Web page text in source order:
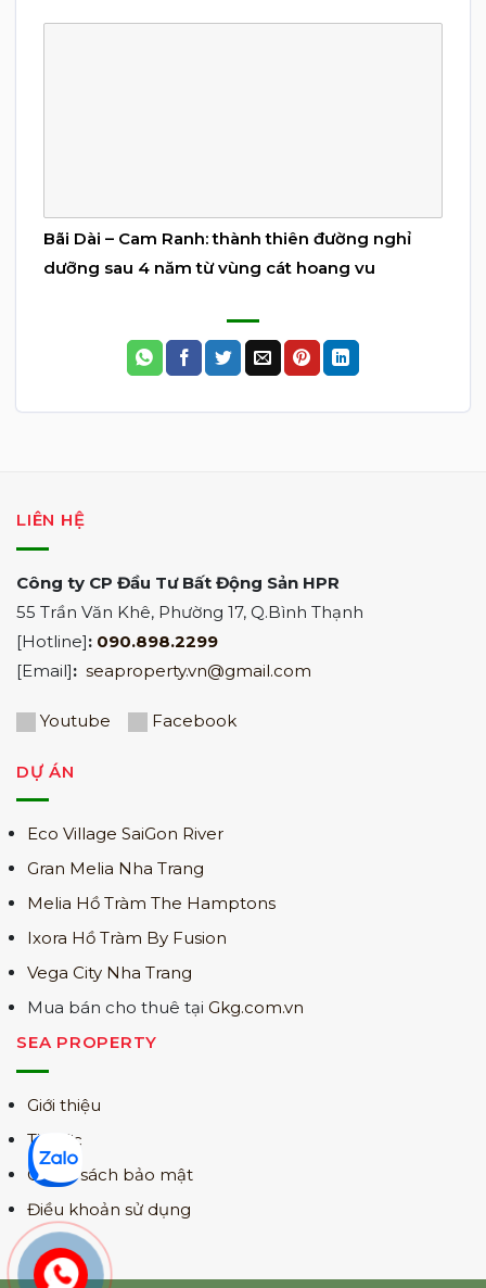
Bãi Dài – Cam Ranh: thành thiên đường nghỉ
dưỡng sau 4 năm từ vùng cát hoang vu
LIÊN HỆ
Công ty CP Đầu Tư Bất Động Sản HPR
55 Trần Văn Khê, Phường 17, Q.Bình Thạnh
[Hotline]: 090.898.2299
[Email]: seaproperty.vn@gmail.com
Youtube Facebook
DỰ ÁN
Eco Village SaiGon River
Gran Melia Nha Trang
Melia Hồ Tràm The Hamptons
Ixora Hồ Tràm By Fusion
Vega City Nha Trang
Mua bán cho thuê tại Gkg.com.vn
SEA PROPERTY
Giới thiệu
Tin tức
Chính sách bảo mật
Điều khoản sử dụng